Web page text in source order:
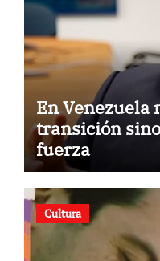
En Venezuela
transición
fuerza
Cultura